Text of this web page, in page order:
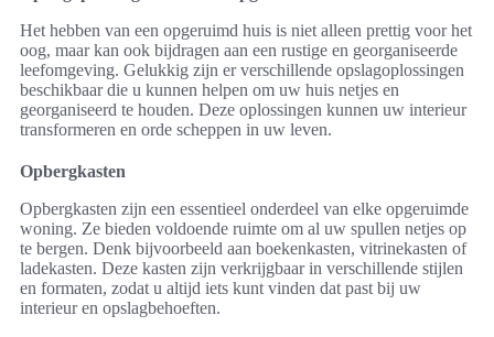
Het hebben van een opgeruimd huis is niet alleen prettig voor het
oog, maar kan ook bijdragen aan een rustige en georganiseerde
leefomgeving. Gelukkig zijn er verschillende opslagoplossingen
beschikbaar die u kunnen helpen om uw huis netjes en
georganiseerd te houden. Deze oplossingen kunnen uw interieur
transformeren en orde scheppen in uw leven.
Opbergkasten
Opbergkasten zijn een essentieel onderdeel van elke opgeruimde
woning. Ze bieden voldoende ruimte om al uw spullen netjes op
te bergen. Denk bijvoorbeeld aan boekenkasten, vitrinekasten of
ladekasten. Deze kasten zijn verkrijgbaar in verschillende stijlen
en formaten, zodat u altijd iets kunt vinden dat past bij uw
interieur en opslagbehoeften.